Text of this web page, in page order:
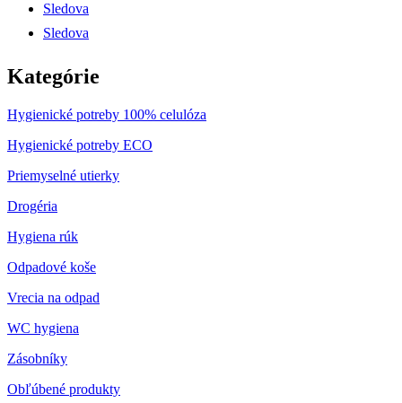
Sledova
Sledova
Kategórie
Hygienické potreby 100% celulóza
Hygienické potreby ECO
Priemyselné utierky
Drogéria
Hygiena rúk
Odpadové koše
Vrecia na odpad
WC hygiena
Zásobníky
Obľúbené produkty